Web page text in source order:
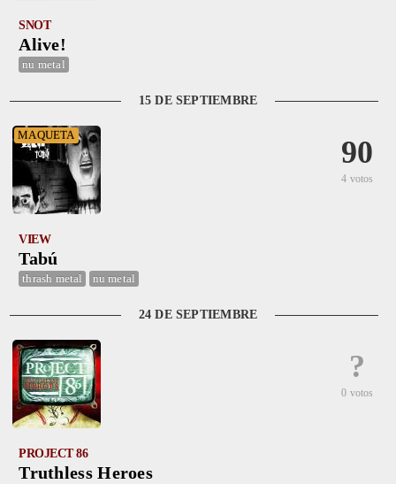
SNOT
Alive!
nu metal
15 DE SEPTIEMBRE
90
4 votos
MAQUETA
VIEW
Tabú
thrash metal nu metal
24 DE SEPTIEMBRE
?
0 votos
PROJECT 86
Truthless Heroes